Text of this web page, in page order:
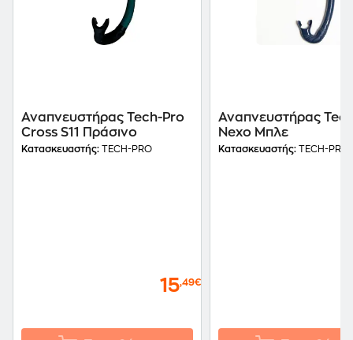
Αναπνευστήρας Tech-Pro
Cross S11 Πράσινο
Κατασκευαστής: TECH-PRO
15,49€
Αναπνευστήρας
Nexo Μπλε
Κατασκευαστής: TECH-PRO